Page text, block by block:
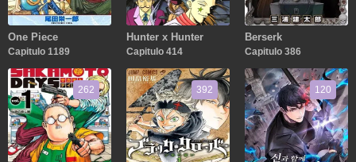
One Piece
Capitulo 1189
Hunter x Hunter
Capitulo 414
Berserk
Capitulo 386
262 392 120